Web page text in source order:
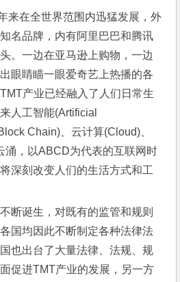
来在全世界范围内迅猛发展，外
名品牌，内有阿里巴巴和腾讯
。一边在亚马逊上购物，一边
眼睛瞄一眼爱奇艺上热播的各
产业已经融入了人们日常生
人工智能(Artificial
Chain)、云计算(Cloud)、
涌，以ABCD为代表的互联网时
深刻改变人们的生活方式和工
断诞生，对既有的监管和规则
国均因此不断制定各种法律法
也出台了大量法律、法规、规
促进TMT产业的发展，另一方